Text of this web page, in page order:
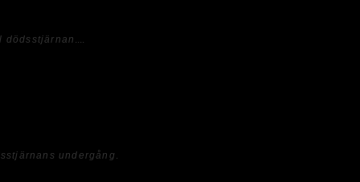
dödsstjärnan ....
undergång .